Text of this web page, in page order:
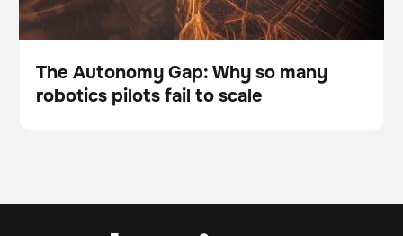
Blog
The Autonomy Gap: Why so many
robotics pilots fail to scale